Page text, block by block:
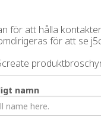
för att hålla
för att se
namn